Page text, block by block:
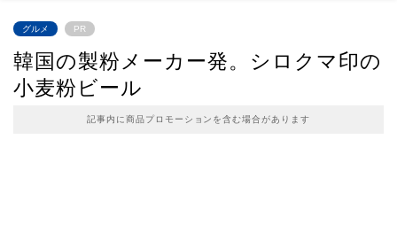
グルメ PR
韓国の製粉メーカー発。シロクマ印の
小麦粉ビール
記事内に商品プロモーションを含む場合があります